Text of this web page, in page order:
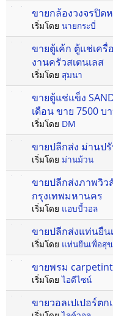
ขายกล้องวงจรปิ
เริ่มโดย นายกระบี่
ขายตู้เค้ก ตู้แช่เครื่
งานครัวสเตนเลส
เริ่มโดย สุมนา
ขายตู้แช่แข็ง
เดือน ขาย 7500 บ
เริ่มโดย DM
ขายปลีกส่ง ม่านป
เริ่มโดย ม่านม้วน
ขายปลีกส่งภาพวิว
กรุงเทพมหานคร
เริ่มโดย แอบบี้วอล
ขายปลีกส่งแท่นยืน
เริ่มโดย แท่นยืนเพื่อสุ
ขายพรม
เริ่มโดยไอดีไซน์
ขายวอลเปเปอร์ต